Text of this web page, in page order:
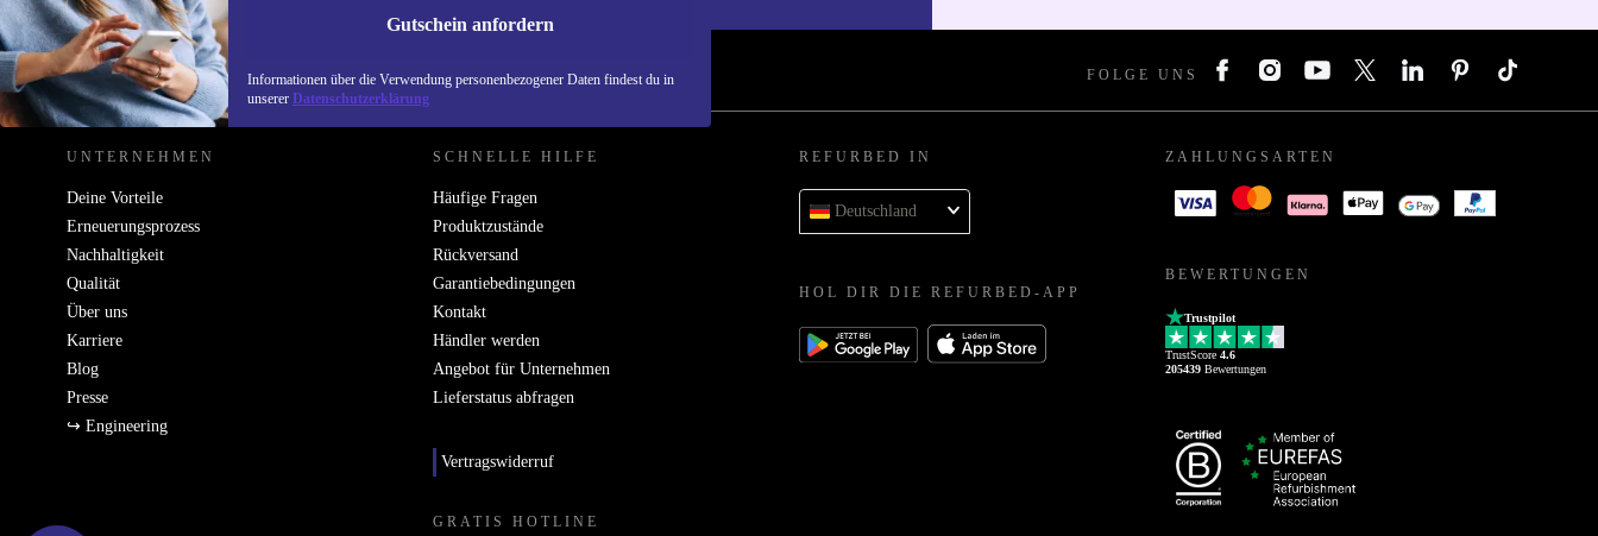
Gutschein anfordern
Informationen über die Verwendung personenbezogener Daten findest du in
unserer Datenschutzerklärung
REFURBED DEUTSCHLAND - RETHINK NEW. FOLGE UNS
UNTERNEHMEN
Deine Vorteile
Erneuerungsprozess
Nachhaltigkeit
Qualität
Über uns
Karriere
Blog
Presse
↪ Engineering
SCHNELLE HILFE
Häufige Fragen
Produktzustände
Rückversand
Garantiebedingungen
Kontakt
Händler werden
Angebot für Unternehmen
Lieferstatus abfragen
Vertragswiderruf
GRATIS HOTLINE
REFURBED IN
Deutschland
HOL DIR DIE REFURBED-APP
ZAHLUNGSARTEN
BEWERTUNGEN
Trustpilot
TrustScore 4.6
205439 Bewertungen